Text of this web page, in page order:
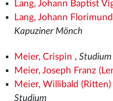
Lang, Johann Baptist
Lang, Johann Florimund
Kapuziner Mönch
Meier, Crispin , Studium
Meier, Joseph Franz
Meier, Willibald (Ritten)
Studium